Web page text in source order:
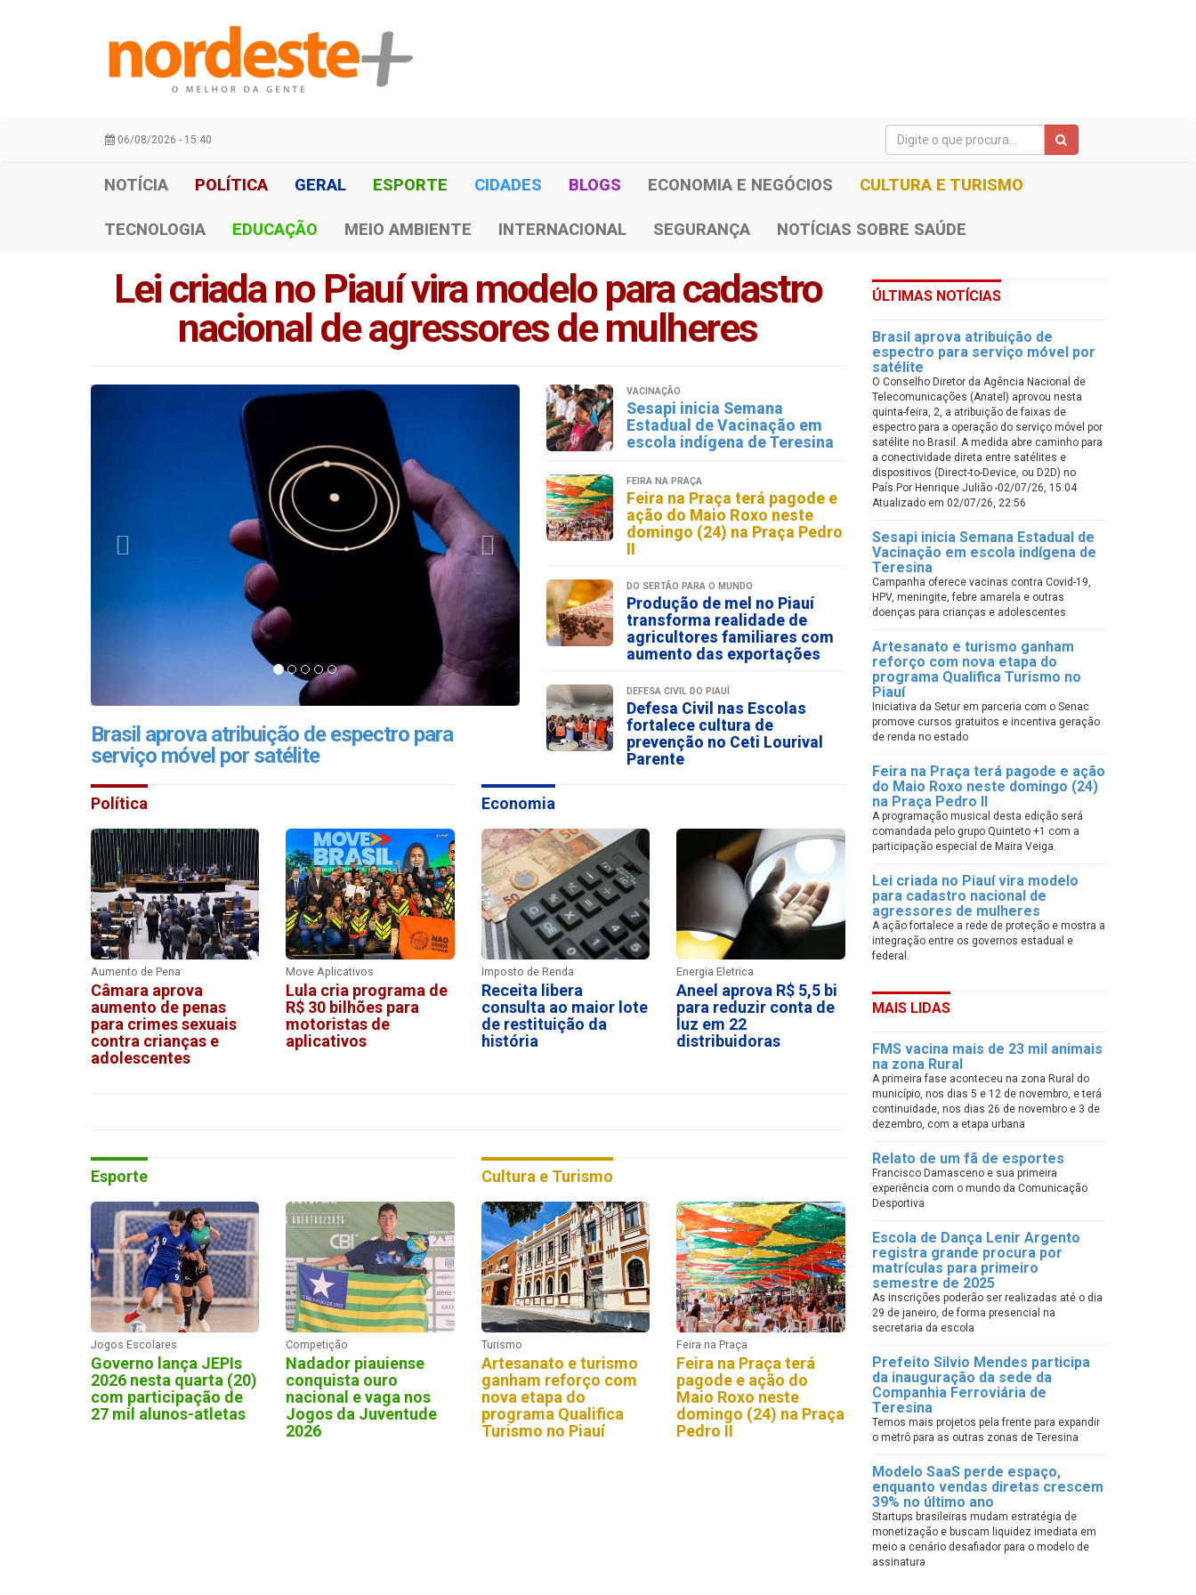
06/08/2026 - 15:40
NOTÍCIA POLÍTICA GERAL ESPORTE CIDADES BLOGS ECONOMIA E NEGÓCIOS CULTURA E TURISMO
TECNOLOGIA EDUCAÇÃO MEIO AMBIENTE INTERNACIONAL SEGURANÇA NOTÍCIAS SOBRE SAÚDE
Lei criada no Piauí vira modelo para cadastro
nacional de agressores de mulheres
Brasil aprova atribuição de espectro para
serviço móvel por satélite
VACINAÇÃO
Sesapi inicia Semana
Estadual de Vacinação em
escola indígena de Teresina
FEIRA NA PRAÇA
Feira na Praça terá pagode e
ação do Maio Roxo neste
domingo (24) na Praça Pedro
DO SERTÃO PARA O MUNDO
Produção de mel no Piauí
transforma realidade de
agricultores familiares com
aumento das exportações
DEFESA CIVIL DO PIAUÍ
Defesa Civil nas Escolas
fortalece cultura de
prevenção no Ceti Lourival
Parente
Política
Aumento de Pena
Câmara aprova
aumento de penas
para crimes sexuais
contra crianças e
adolescentes
Move Aplicativos
Lula cria programa de
R$ 30 bilhões para
motoristas de
aplicativos
Economia
Imposto de Renda
Receita libera
consulta ao maior lote
de restituição da
história
Energia Eletrica
Aneel aprova R$ 5,5 bi
para reduzir conta de
luz em 22
distribuidoras
Esporte
Jogos Escolares
Governo lança JEPIs
2026 nesta quarta (20)
com participação de
27 mil alunos-atletas
Competição
Nadador piauiense
conquista ouro
nacional e vaga nos
Jogos da Juventude
2026
Cultura e Turismo
Turismo
Artesanato e turismo
ganham reforço com
nova etapa do
programa Qualifica
Turismo no Piauí
Feira na Praça
Feira na Praça terá
pagode e ação do
Maio Roxo neste
domingo (24) na Praça
Pedro II
ÚLTIMAS NOTÍCIAS
Brasil aprova atribuição de
espectro para serviço móvel por
satélite
O Conselho Diretor da Agência Nacional de
Telecomunicações (Anatel) aprovou nesta
quinta-feira, 2, a atribuição de faixas de
espectro para a operação do serviço móvel por
satélite no Brasil. A medida abre caminho para
a conectividade direta entre satélites e
dispositivos (Direct-to-Device, ou D2D) no
País.Por Henrique Julião -02/07/26, 15:04
Atualizado em 02/07/26, 22:56
Sesapi inicia Semana Estadual de
Vacinação em escola indígena de
Teresina
Campanha oferece vacinas contra Covid-19,
HPV, meningite, febre amarela e outras
doenças para crianças e adolescentes
Artesanato e turismo ganham
reforço com nova etapa do
programa Qualifica Turismo no
Piauí
Iniciativa da Setur em parceria com o Senac
promove cursos gratuitos e incentiva geração
de renda no estado
Feira na Praça terá pagode e ação
do Maio Roxo neste domingo (24)
na Praça Pedro II
A programação musical desta edição será
comandada pelo grupo Quinteto +1 com a
participação especial de Maira Veiga.
Lei criada no Piauí vira modelo
para cadastro nacional de
agressores de mulheres
A ação fortalece a rede de proteção e mostra a
integração entre os governos estadual e
federal.
MAIS LIDAS
FMS vacina mais de 23 mil animais
na zona Rural
A primeira fase aconteceu na zona Rural do
município, nos dias 5 e 12 de novembro, e terá
continuidade, nos dias 26 de novembro e 3 de
dezembro, com a etapa urbana
Relato de um fã de esportes
Francisco Damasceno e sua primeira
experiência com o mundo da Comunicação
Desportiva
Escola de Dança Lenir Argento
registra grande procura por
matrículas para primeiro
semestre de 2025
As inscrições poderão ser realizadas até o dia
29 de janeiro, de forma presencial na
secretaria da escola
Prefeito Silvio Mendes participa
da inauguração da sede da
Companhia Ferroviária de
Teresina
Temos mais projetos pela frente para expandir
o metrô para as outras zonas de Teresina
Modelo SaaS perde espaço,
enquanto vendas diretas crescem
39% no último ano
Startups brasileiras mudam estratégia de
monetização e buscam liquidez imediata em
meio a cenário desafiador para o modelo de
assinatura